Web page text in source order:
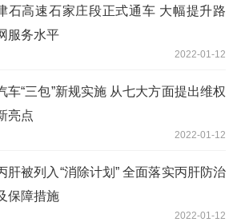
石高速石家庄段正式通车 大幅提升路
服务水平
2022-01-12
车“三包”新规实施 从七大方面提出维权
亮点
2022-01-12
肝被列入“消除计划” 全面落实丙肝防治
保障措施
2022-01-12